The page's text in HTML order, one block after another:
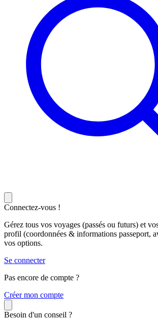
Connectez-vous !
Gérez tous vos voyages (passés ou futurs) et
profil (coordonnées & informations passeport,
vos options.
Se connecter
Pas encore de compte ?
Créer mon compte
Besoin d'un conseil ?